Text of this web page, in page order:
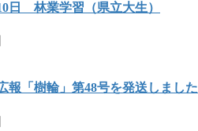
日 林業学習（県立大生）
報「樹輪」第48号を発送しました